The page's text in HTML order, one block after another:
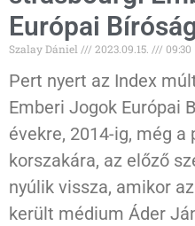
Európai
Szalay Dániel 2023.09.15. 09:30
Pert nyert az Index
Emberi Jogok Európai
évekre, 2014-ig, még a
korszakára, az előző
nyúlik vissza, amikor
került médium Áder